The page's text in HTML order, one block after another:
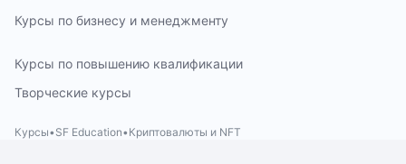
Курсы по бизнесу и менеджменту
Курсы по повышению квалификации
Творческие курсы
Курсы SF Education Криптовалюты и NFT